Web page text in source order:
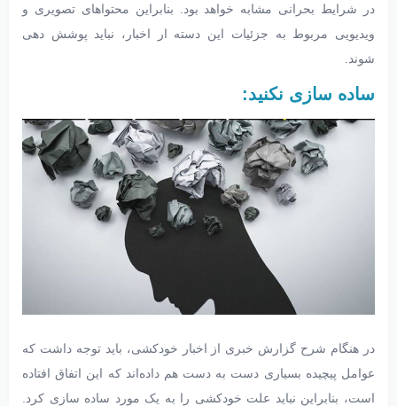
در شرایط بحرانی مشابه خواهد بود. بنابراین محتواهای تصویری و
ویدیویی مربوط به جزئیات این دسته ار اخبار، نباید پوشش دهی
شوند.
ساده سازی نکنید:
در هنگام شرح گزارش خبری از اخبار خودکشی، باید توجه داشت که
عوامل پیچیده بسیاری دست به دست هم داده‌اند که این اتفاق افتاده
است، بنابراین نباید علت خودکشی را به یک مورد ساده سازی کرد.